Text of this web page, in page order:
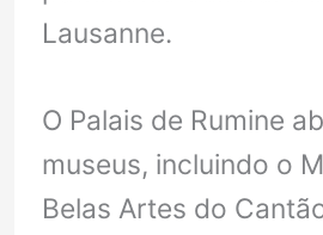
Lausanne.
O Palais de Rumine
museus, incluindo o
Belas Artes do